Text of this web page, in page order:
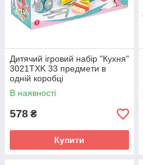
Дитячий ігровий набір "Кухня"
3021TXK 33 предмети в
одній коробці
В наявності
578 ₴
Купити